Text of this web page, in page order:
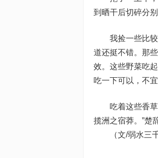
到晒干后切碎分
我捡一些比较
道还挺不错。那
效。这些野菜吃
吃一下可以，不宜
吃着这些香草
揽洲之宿莽。”楚
（文/弱水三千